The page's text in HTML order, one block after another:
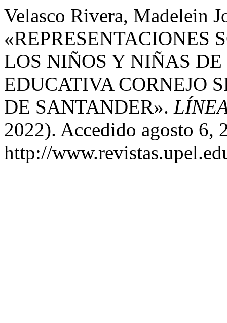
Velasco Rivera, Madelein
«REPRESENTACIONES
LOS NIÑOS Y NIÑAS
EDUCATIVA CORNEJO
DE SANTANDER».
2022). Accedido agosto 6,
http://